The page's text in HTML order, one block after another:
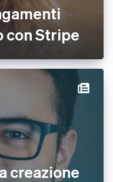
con Stripe
creazione